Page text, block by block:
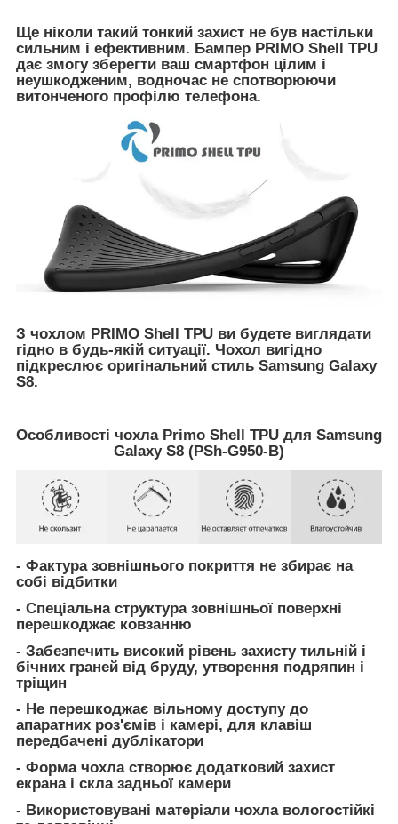
Ще ніколи такий тонкий захист не був настільки
сильним і ефективним. Бампер PRIMO Shell TPU
дає змогу зберегти ваш смартфон цілим і
неушкодженим, водночас не спотворюючи
витонченого профілю телефона.
З чохлом PRIMO Shell TPU ви будете виглядати
гідно в будь-якій ситуації. Чохол вигідно
підкреслює оригінальний стиль Samsung Galaxy
S8.
Особливості чохла Primo Shell TPU для Samsung
Galaxy S8 (PSh-G950-B)
- Фактура зовнішнього покриття не збирає на
собі відбитки
- Спеціальна структура зовнішньої поверхні
перешкоджає ковзанню
- Забезпечить високий рівень захисту тильній і
бічних граней від бруду, утворення подряпин і
тріщин
- Не перешкоджає вільному доступу до
апаратних роз'ємів і камері, для клавіш
передбачені дублікатори
- Форма чохла створює додатковий захист
екрана і скла задньої камери
- Використовувані матеріали чохла вологостійкі